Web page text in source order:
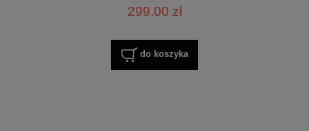
299,00 zł
do koszyka